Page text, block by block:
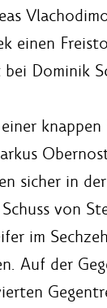
einen
Dominik
sicher in
von
im
Auf der